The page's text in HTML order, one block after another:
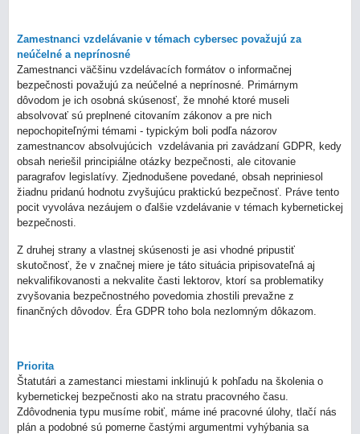
Zamestnanci vzdelávanie v témach cybersec považujú za
neúčelné a neprínosné
Zamestnanci väčšinu vzdelávacích formátov o informačnej
bezpečnosti považujú za neúčelné a neprínosné. Primárnym
dôvodom je ich osobná skúsenosť, že mnohé ktoré museli
absolvovať sú preplnené citovaním zákonov a pre nich
nepochopiteľnými témami - typickým boli podľa názorov
zamestnancov absolvujúcich vzdelávania pri zavádzaní GDPR, kedy
obsah neriešil principiálne otázky bezpečnosti, ale citovanie
paragrafov legislatívy. Zjednodušene povedané, obsah nepriniesol
žiadnu pridanú hodnotu zvyšujúcu praktickú bezpečnosť. Práve tento
pocit vyvoláva nezáujem o ďalšie vzdelávanie v témach kybernetickej
bezpečnosti.
Z druhej strany a vlastnej skúsenosti je asi vhodné pripustiť
skutočnosť, že v značnej miere je táto situácia pripisovateľná aj
nekvalifikovanosti a nekvalite časti lektorov, ktorí sa problematiky
zvyšovania bezpečnostného povedomia zhostili prevažne z
finančných dôvodov. Éra GDPR toho bola nezlomným dôkazom.
Priorita
Štatutári a zamestanci miestami inklinujú k pohľadu na školenia o
kybernetickej bezpečnosti ako na stratu pracovného času.
Zdôvodnenia typu musíme robiť, máme iné pracovné úlohy, tlačí nás
plán a podobné sú pomerne častými argumentmi vyhýbania sa